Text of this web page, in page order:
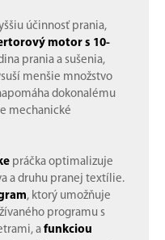
účinnosť prania,
motor s 10-
prania a sušenia,
menšie množstvo
dokonalému
mechanické
práčka optimalizuje
a druhu pranej textílie.
, ktorý umožňuje
programu s
afunkciou